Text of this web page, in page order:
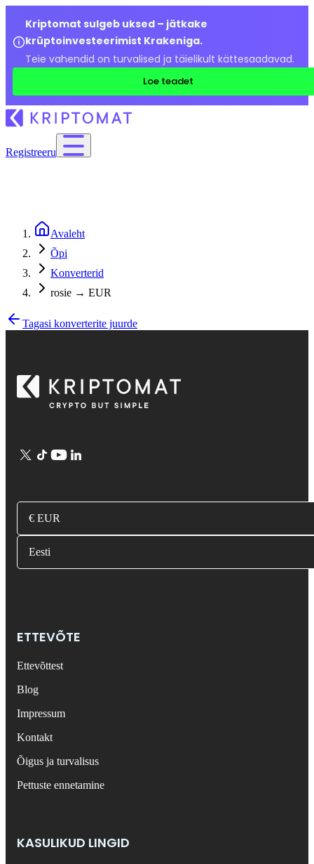
Kriptomat sulgeb uksed – jätkake
krüptoinvesteerimist Krakeniga.
Teie vahendid on turvalised ja täielikult kättesaadavad.
Loe teadet
Registreeru
Avaleht
Õpi
Konverterid
rosie → EUR
Tagasi konverterite juurde
€ EUR
Eesti
ETTEVÕTE
Ettevõttest
Blog
Impressum
Kontakt
Õigus ja turvalisus
Pettuste ennetamine
KASULIKUD LINGID